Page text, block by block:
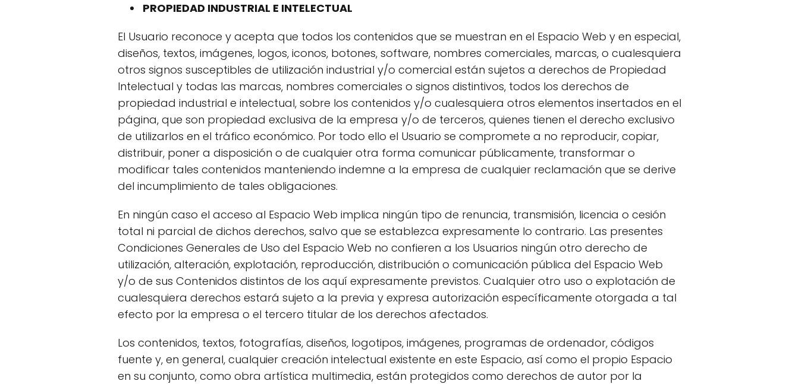
PROPIEDAD INDUSTRIAL E INTELECTUAL
El Usuario reconoce y acepta que todos los contenidos que se muestran en el Espacio Web y en especial,
diseños, textos, imágenes, logos, iconos, botones, software, nombres comerciales, marcas, o cualesquiera
otros signos susceptibles de utilización industrial y/o comercial están sujetos a derechos de Propiedad
Intelectual y todas las marcas, nombres comerciales o signos distintivos, todos los derechos de
propiedad industrial e intelectual, sobre los contenidos y/o cualesquiera otros elementos insertados en el
página, que son propiedad exclusiva de la empresa y/o de terceros, quienes tienen el derecho exclusivo
de utilizarlos en el tráfico económico. Por todo ello el Usuario se compromete a no reproducir, copiar,
distribuir, poner a disposición o de cualquier otra forma comunicar públicamente, transformar o
modificar tales contenidos manteniendo indemne a la empresa de cualquier reclamación que se derive
del incumplimiento de tales obligaciones.
En ningún caso el acceso al Espacio Web implica ningún tipo de renuncia, transmisión, licencia o cesión
total ni parcial de dichos derechos, salvo que se establezca expresamente lo contrario. Las presentes
Condiciones Generales de Uso del Espacio Web no confieren a los Usuarios ningún otro derecho de
utilización, alteración, explotación, reproducción, distribución o comunicación pública del Espacio Web
y/o de sus Contenidos distintos de los aquí expresamente previstos. Cualquier otro uso o explotación de
cualesquiera derechos estará sujeto a la previa y expresa autorización específicamente otorgada a tal
efecto por la empresa o el tercero titular de los derechos afectados.
Los contenidos, textos, fotografías, diseños, logotipos, imágenes, programas de ordenador, códigos
fuente y, en general, cualquier creación intelectual existente en este Espacio, así como el propio Espacio
en su conjunto, como obra artística multimedia, están protegidos como derechos de autor por la